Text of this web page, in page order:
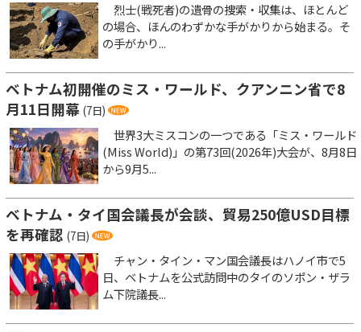
烈士(戦死者)の遺骨の捜索・収集は、ほとんど
の場合、ほんのわずかな手がかりから始まる。そ
の手がかり...
ベトナム初開催のミス・ワールド、クアンニン省で8
月11日開幕 (7日)
世界3大ミスコンの一つである「ミス・ワールド
(Miss World)」の第73回(2026年)大会が、8月8日
から9月5...
ベトナム・タイ国会議長が会談、貿易250億USD目標
を再確認 (7日)
チャン・タイン・マン国会議長はハノイ市で5
日、ベトナムを公式訪問中のタイのソポン・ザラ
ム下院議長...